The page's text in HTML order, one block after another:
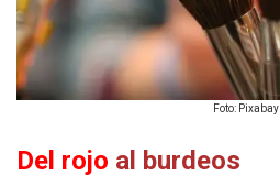
Foto: Pixabay
Del rojo al burdeos